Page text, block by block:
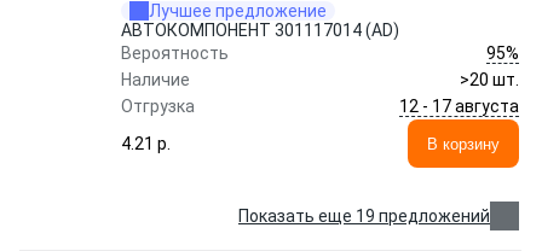
Лучшее предложение
АВТОКОМПОНЕНТ 301117014 (AD)
Вероятность
95%
Наличие
>20 шт.
Отгрузка
12 - 17 августа
4.21 p.
В корзину
Показать еще 19 предложений